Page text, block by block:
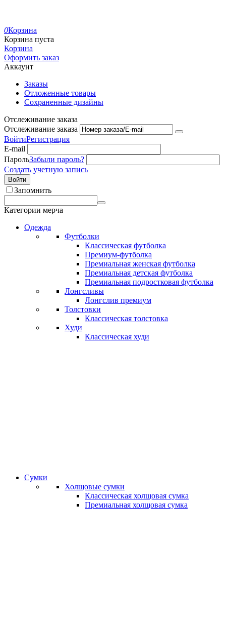
0Корзина
Корзина пуста
Корзина
Оформить заказ
Аккаунт
Заказы
Отложенные товары
Сохраненные дизайны
Отслеживание заказа
Отслеживание заказа
ВойтиРегистрация
E-mail
ПарольЗабыли пароль?
Создать учетную запись
Войти
Запомнить
Категории мерча
Одежда
Футболки
Классическая футболка
Премиум-футболка
Премиальная женская футболка
Премиальная детская футболка
Премиальная подростковая футболка
Лонгсливы
Лонгслив премиум
Толстовки
Классическая толстовка
Худи
Классическая худи
Сумки
Холщовые сумки
Классическая холщовая сумка
Премиальная холщовая сумка